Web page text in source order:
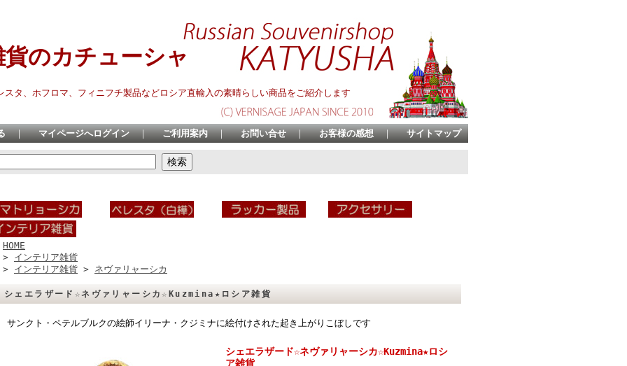
貨のカチューシャ
スタ、ホフロマ、フィニフチ製品などロシア直輸入の素晴らしい商品をご紹介します
｜ マイページへログイン ｜ ご利用案内 ｜ お問い合せ ｜ お客様の感想 ｜ サイトマップ
HOME
> インテリア雑貨
> インテリア雑貨 > ネヴァリャーシカ
シェエラザード☆ネヴァリャーシカ☆Kuzmina★ロシア雑貨
サンクト・ペテルブルクの絵師イリーナ・クジミナに絵付けされた起き上がりこぼしです
シェエラザード☆ネヴァリャーシカ☆Kuzmina★ロシ
ア雑貨